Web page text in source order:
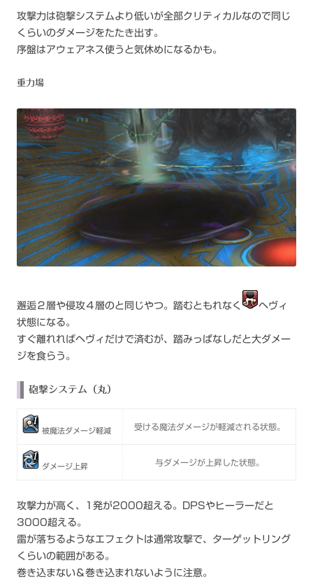
攻撃力は砲撃システムより低いが全部クリティカルなので同じ
くらいのダメージをたたき出す。
序盤はアウェアネス使うと気休めになるかも。
重力場
邂逅２層や侵攻４層のと同じやつ。踏むともれなく
ヘヴィ
状態になる。
すぐ離れればヘヴィだけで済むが、踏みっぱなしだと大ダメー
ジを食らう。
砲撃システム（丸）
被魔法ダメージ軽減 受ける魔法ダメージが軽減される状態。
ダメージ上昇 与ダメージが上昇した状態。
攻撃力が高く、1発が2000超える。DPSやヒーラーだと
3000超える。
雷が落ちるようなエフェクトは通常攻撃で、ターゲットリング
くらいの範囲がある。
巻き込まない＆巻き込まれないように注意。